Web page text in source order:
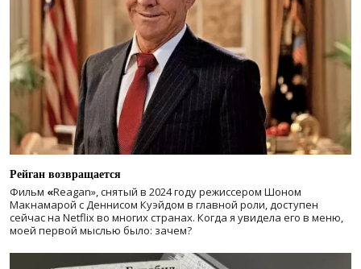
Рейган возвращается
Фильм «Reagan», снятый в 2024 годурежиссером Шоном
Макнамарой с Деннисом Куэйдом в главной роли, доступен
сейчас на Netflix во многих странах. Когда я увидела его в меню,
моей первой мыслью было: зачем?